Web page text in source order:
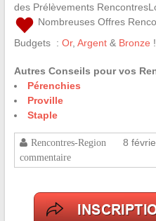
des Prélèvements
Nombreuses Offres
Budgets : Or, Argent& Bronze !
Autres Conseils pour vos
Pérenchies
Proville
Staple
Rencontres-Region 8
commentaire